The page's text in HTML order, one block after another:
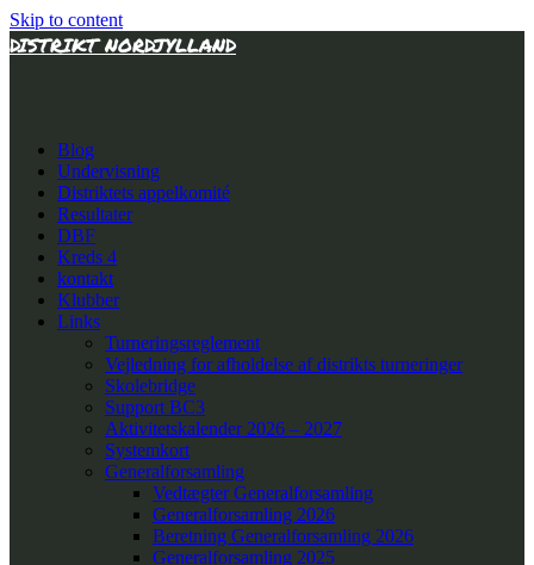
Skip to content
DISTRIKT NORDJYLLAND
Blog
Undervisning
Distriktets appelkomité
Resultater
DBF
Kreds 4
kontakt
Klubber
Links
Turneringsreglement
Vejledning for afholdelse af distrikts turneringer
Skolebridge
Support BC3
Aktivitetskalender 2026 – 2027
Systemkort
Generalforsamling
Vedtægter Generalforsamling
Generalforsamling 2026
Beretning Generalforsamling 2026
Generalforsamling 2025